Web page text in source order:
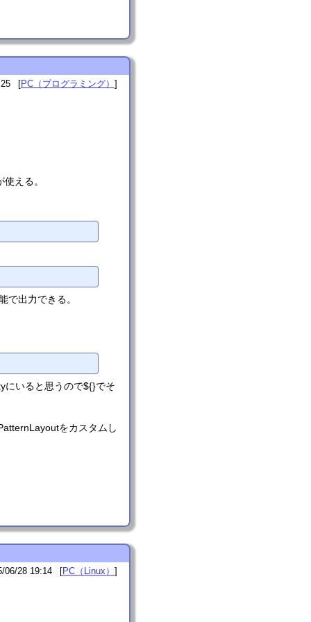
PC（プログラミング）
える。
出力できる。
にいると思うので${}でそ
をカスタムし
06/28 19:14 PC（Linux）